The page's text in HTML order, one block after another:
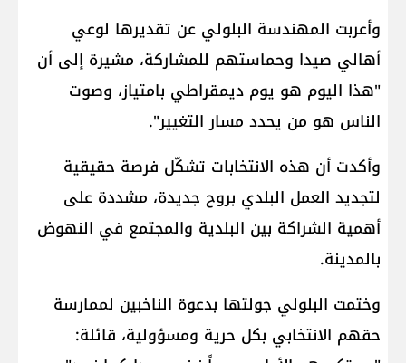
وأعربت المهندسة البلولي عن تقديرها لوعي
أهالي صيدا وحماستهم للمشاركة، مشيرة إلى أن
"هذا اليوم هو يوم ديمقراطي بامتياز، وصوت
الناس هو من يحدد مسار التغيير".
وأكدت أن هذه الانتخابات تشكّل فرصة حقيقية
لتجديد العمل البلدي بروح جديدة، مشددة على
أهمية الشراكة بين البلدية والمجتمع في النهوض
بالمدينة.
وختمت البلولي جولتها بدعوة الناخبين لممارسة
حقهم الانتخابي بكل حرية ومسؤولية، قائلة: